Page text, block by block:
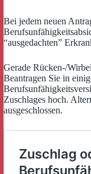
Bei jedem neuen
“ausgedachten”
Gerade Rücken-/
Beantragen Sie in
Zuschlages hoch.
ausgeschlossen.